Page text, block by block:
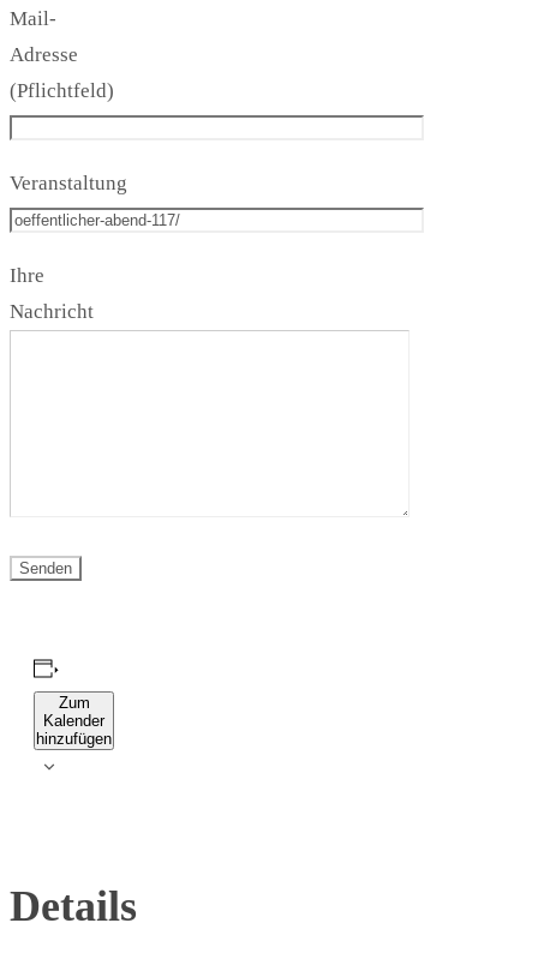
Mail-
Adresse
(Pflichtfeld)
Veranstaltung
Ihre
Nachricht
Zum
Kalender
hinzufügen
Details